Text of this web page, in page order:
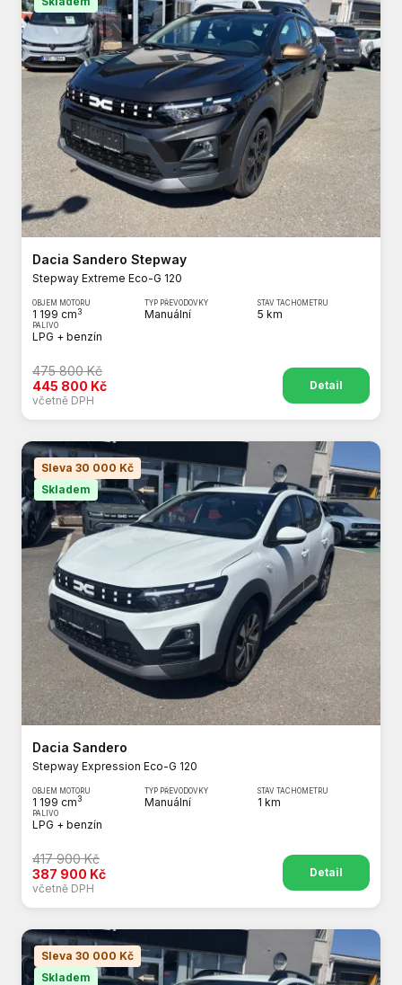
Dacia Sandero Stepway
Stepway Extreme Eco-G 120
OBJEM MOTORU
1 199 cm3
TYP PŘEVODOVKY
Manuální
STAV TACHOMETRU
5 km
PALIVO
LPG + benzín
475 800 Kč
445 800 Kč
včetně DPH
Detail
Sleva 30 000 Kč
Skladem
Dacia Sandero
Stepway Expression Eco-G 120
OBJEM MOTORU
1 199 cm3
TYP PŘEVODOVKY
Manuální
STAV TACHOMETRU
1 km
PALIVO
LPG + benzín
417 900 Kč
387 900 Kč
včetně DPH
Detail
Sleva 30 000 Kč
Skladem